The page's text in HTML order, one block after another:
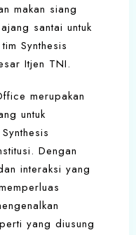
makan siang
santai untuk
Synthesis
Itjen TNI.
merupakan
untuk
Dengan
interaksi yang
yang diusung